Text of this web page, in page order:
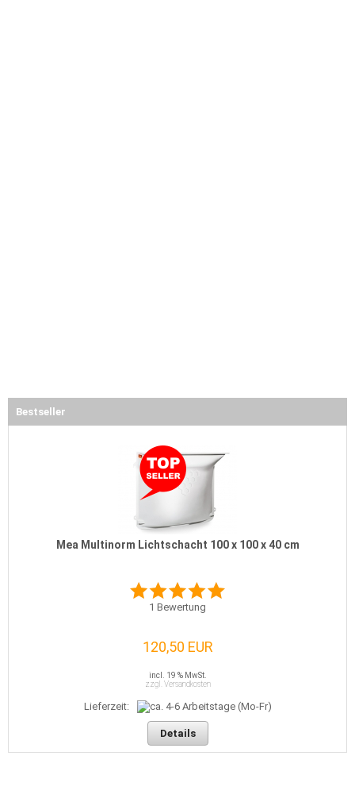
Bestseller
Mea Multinorm Lichtschacht 100 x 100 x 40 cm
1 Bewertung
120,50 EUR
incl. 19 % MwSt.
zzgl. Versandkosten
Lieferzeit:
Details